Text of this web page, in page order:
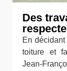
Des
En
toiture et
Jean-